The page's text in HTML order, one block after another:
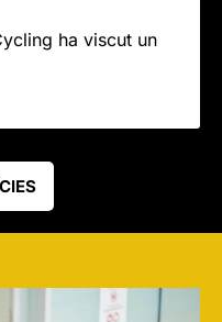
ha viscut un